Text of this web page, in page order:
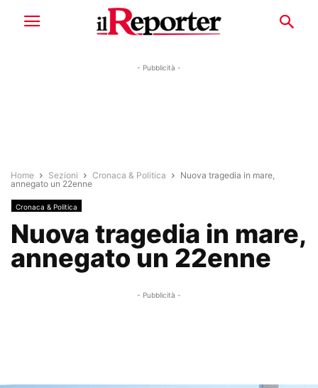
- Pubblicità -
Home Sezioni Cronaca & Politica
Nuova tragedia in mare,
annegato un 22enne
Cronaca & Politica
Nuova tragedia in mare,
annegato un 22enne
- Pubblicità -